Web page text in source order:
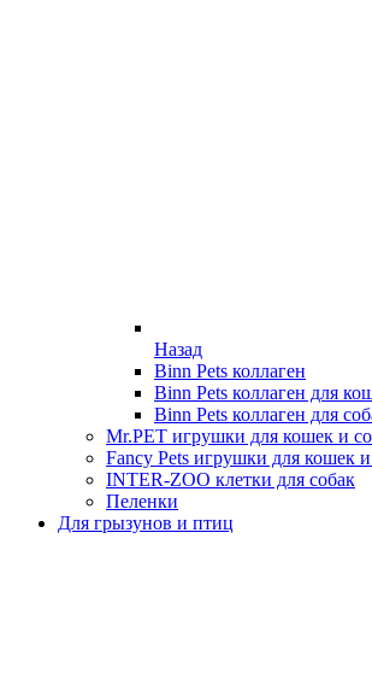
Назад
Binn Pets коллаген
Binn Pets коллаген для
Binn Pets коллаген для
Mr.PET игрушки для кошек и
Fancy Pets игрушки для кошек
INTER-ZOO клетки для собак
Пеленки
Для грызунов и птиц